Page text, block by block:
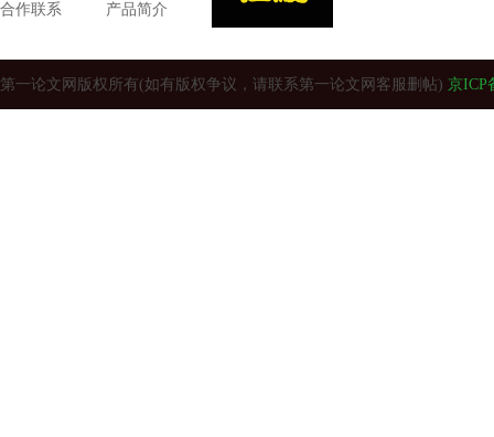
产品简介
合作联系
第一论文网版权所有(如有版权争议，请联系第一论文网客服删帖) 京ICP